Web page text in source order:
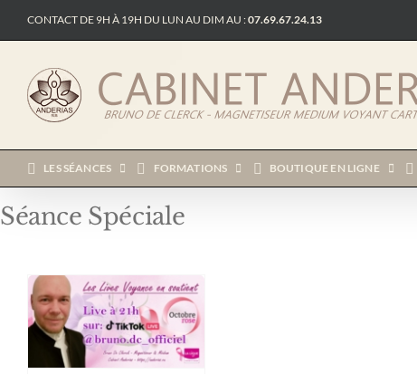
contenu
CONTACT DE 9H À 19H DU LUN AU DIM AU :07.69.67.24.13
LES SÉANCES FORMATIONS BOUTIQUE EN LIGNE
Séance Spéciale
Lives Voyance pour
Octobre Rose –
Soutien aux
Personnes Atteintes
de Cancer du Sein